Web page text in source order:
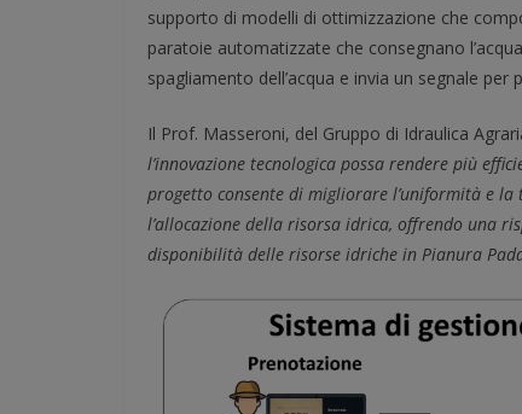
supporto di modelli di ottimizzazione che
paratoie automatizzate che consegnano
spagliamento dell’acqua e invia un segnale per
Il Prof. Masseroni, del Gruppo di Idraulica
l’innovazione tecnologica possa rendere più
progetto consente di migliorare l’uniformità e la
l’allocazione della risorsa idrica, offrendo una
disponibilità delle risorse idriche in Pianura